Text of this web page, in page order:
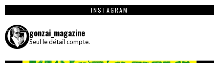
INSTAGRAM
gonzai_magazine
Seul le détail compte.